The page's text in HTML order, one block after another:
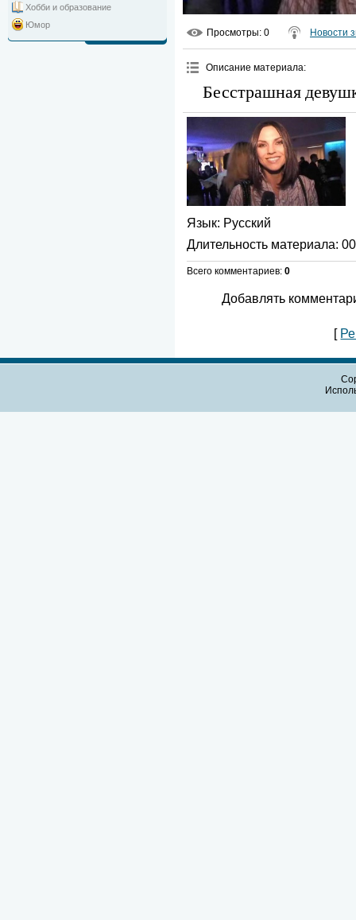
Хобби и образование
Юмор
Просмотры: 0 Новости
Описание материала:
Бесстрашная
Язык: Русский
Длительность материала:
Всего комментариев: 0
Добавлять
[